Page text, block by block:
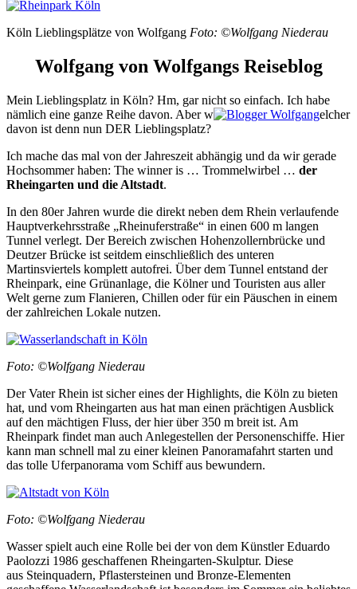
Köln Lieblingsplätze von Wolfgang Foto: ©Wolfgang Niederau
Wolfgang von Wolfgangs Reiseblog
Mein Lieblingsplatz in Köln? Hm, gar nicht so einfach. Ich habe
nämlich eine ganze Reihe davon. Aber w
elcher
davon ist denn nun DER Lieblingsplatz?
Ich mache das mal von der Jahreszeit abhängig und da wir gerade
Hochsommer haben: The winner is … Trommelwirbel … der
Rheingarten und die Altstadt.
In den 80er Jahren wurde die direkt neben dem Rhein verlaufende
Hauptverkehrsstraße „Rheinuferstraße“ in einen 600 m langen
Tunnel verlegt. Der Bereich zwischen Hohenzollernbrücke und
Deutzer Brücke ist seitdem einschließlich des unteren
Martinsviertels komplett autofrei. Über dem Tunnel entstand der
Rheinpark, eine Grünanlage, die Kölner und Touristen aus aller
Welt gerne zum Flanieren, Chillen oder für ein Päuschen in einem
der zahlreichen Lokale nutzen.
Foto: ©Wolfgang Niederau
Der Vater Rhein ist sicher eines der Highlights, die Köln zu bieten
hat, und vom Rheingarten aus hat man einen prächtigen Ausblick
auf den mächtigen Fluss, der hier über 350 m breit ist. Am
Rheinpark findet man auch Anlegestellen der Personenschiffe. Hier
kann man schnell mal zu einer kleinen Panoramafahrt starten und
das tolle Uferpanorama vom Schiff aus bewundern.
Foto: ©Wolfgang Niederau
Wasser spielt auch eine Rolle bei der von dem Künstler Eduardo
Paolozzi 1986 geschaffenen Rheingarten-Skulptur. Diese
aus Steinquadern, Pflastersteinen und Bronze-Elementen